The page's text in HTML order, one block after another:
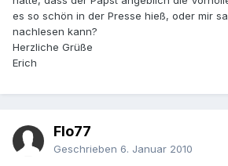
es so schön in der Presse hieß, oder mir
nachlesen kann?
Herzliche Grüße
Erich
Flo77
Geschrieben 6. Januar 2010